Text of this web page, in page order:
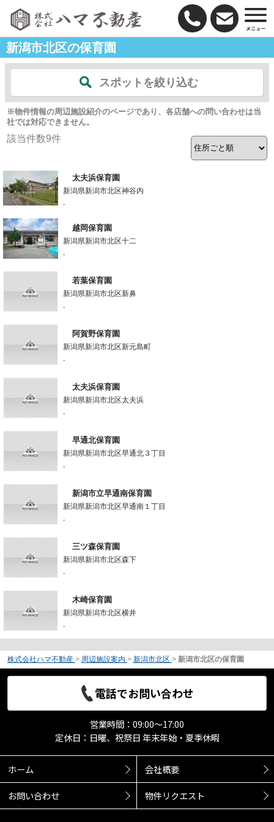
新潟市北区の保育園
スポットを絞り込む
※物件情報の周辺施設紹介のページであり、各店舗への問い合わせは当
社では対応できません。
該当件数9件
太夫浜保育園
新潟県新潟市北区神谷内
-
越岡保育園
新潟県新潟市北区十二
-
若葉保育園
新潟県新潟市北区新鼻
-
阿賀野保育園
新潟県新潟市北区新元島町
-
太夫浜保育園
新潟県新潟市北区太夫浜
-
早通北保育園
新潟県新潟市北区早通北３丁目
-
新潟市立早通南保育園
新潟県新潟市北区早通南１丁目
-
三ツ森保育園
新潟県新潟市北区森下
-
木崎保育園
新潟県新潟市北区横井
-
株式会社ハマ不動産 > 周辺施設案内 > 新潟市北区 > 新潟市北区の保育園
電話でお問い合わせ
営業時間：09:00～17:00
定休日：日曜、祝祭日 年末年始・夏季休暇
ホーム 会社概要
お問い合わせ 物件リクエスト